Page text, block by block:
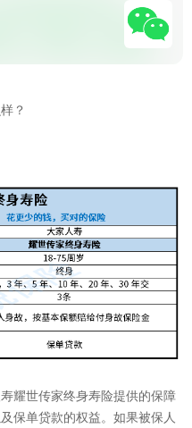
？
耀世传家终身寿险提供的保障
保单贷款的权益。如果被保人